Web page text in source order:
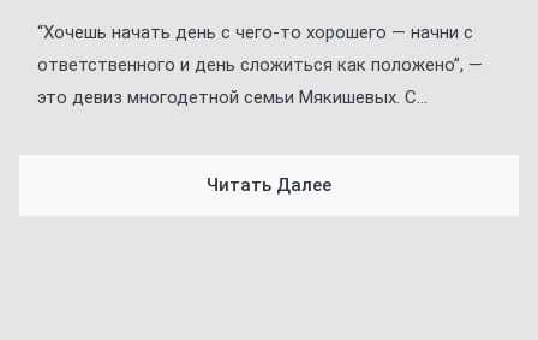
“Хочешь начать день с чего-то хорошего — начни с
ответственного и день сложиться как положено”, —
это девиз многодетной семьи Мякишевых. С...
Читать Далее